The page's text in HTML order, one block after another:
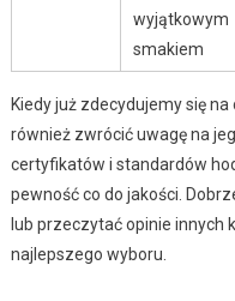
wyjątkowym
smakiem
Kiedy już zdecydujemy się
również zwrócić uwagę na
certyfikatów i standardów
pewność co do jakości.
lub przeczytać opinie innych
najlepszego wyboru.